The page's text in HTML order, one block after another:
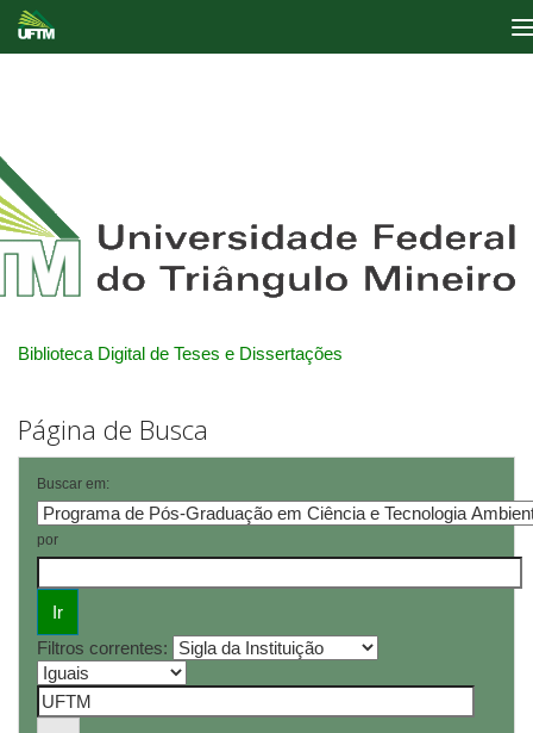
Biblioteca Digital de Teses e Dissertações
Página de Busca
Buscar em:
por
Filtros correntes: